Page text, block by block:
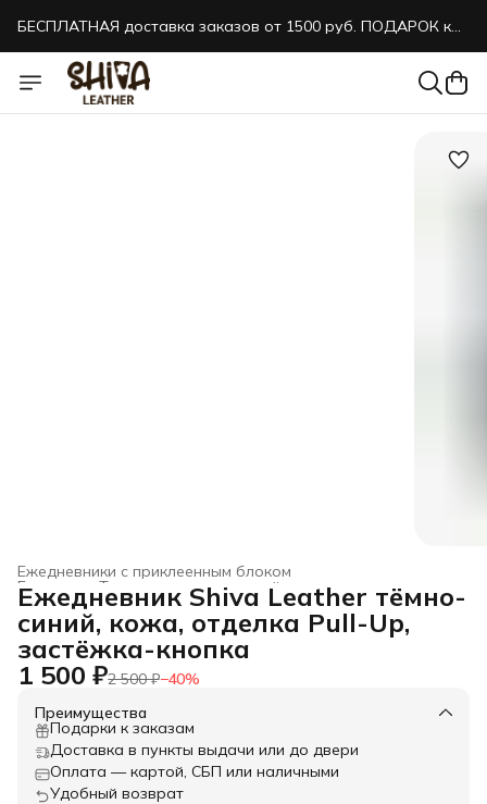
БЕСПЛАТНАЯ доставка заказов от 1500 руб. ПОДАРОК к
Ежедневники с приклеенным блоком
Товары из натуральной кожи
Главная
Ежедневник Shiva Leather тёмно-
синий, кожа, отделка Pull-Up,
застёжка-кнопка
1 500 ₽2 500 ₽−40%
Преимущества
Подарки к заказам
Доставка в пункты выдачи или до двери
Оплата — картой, СБП или наличными
Удобный возврат